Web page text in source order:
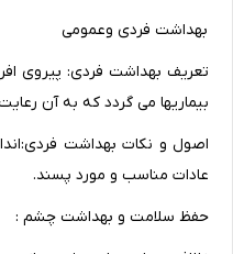
بهداشت فردی وعمومی
تعریف بهداشت فردی: پیروی
بیماریها می گردد که به آن
اصول و نکات بهداشت
عادات مناسب و مورد پسند.
حفظ سلامت و بهداشت چشم :